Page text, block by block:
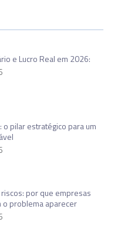
e Lucro Real em 2026:
o pilar estratégico para um
por que empresas
problema aparecer